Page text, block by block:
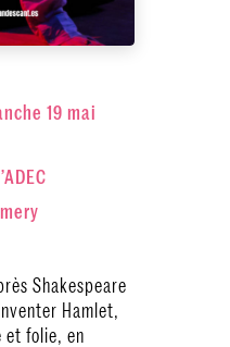
19 mai
Shakespeare
Hamlet,
et folie, en